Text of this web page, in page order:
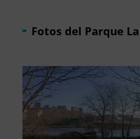
Fotos del Parque